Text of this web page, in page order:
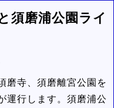
須磨浦公園ライ
磨寺、須磨離宮公園を
運行します。須磨浦公